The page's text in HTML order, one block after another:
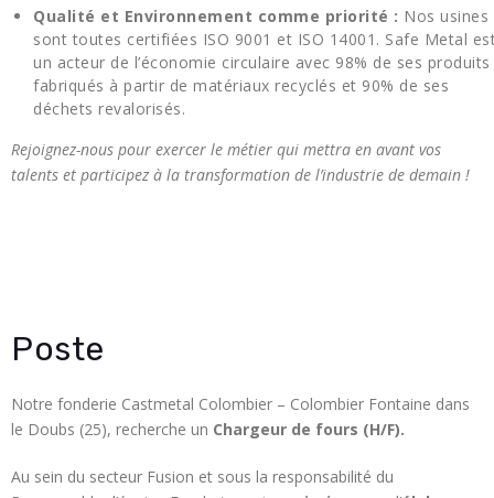
Qualité et Environnement comme priorité : Nos usines
sont toutes certifiées ISO 9001 et ISO 14001. Safe Metal
un acteur de l’économie circulaire avec 98% de ses produits
fabriqués à partir de matériaux recyclés et 90% de ses
déchets revalorisés.
Rejoignez-nous pour exercer le métier qui mettra en avant vos
talents et participez à la transformation de l’industrie de demain !
Poste
Notre fonderie Castmetal Colombier – Colombier Fontaine dans
le Doubs (25), recherche un Chargeur de fours (H/F).
Au sein du secteur Fusion et sous la responsabilité du